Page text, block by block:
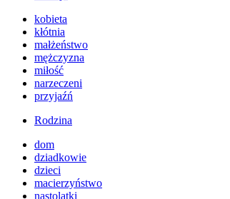
kobieta
kłótnia
małżeństwo
mężczyzna
miłość
narzeczeni
przyjaźń
Rodzina
dom
dziadkowie
dzieci
macierzyństwo
nastolatki